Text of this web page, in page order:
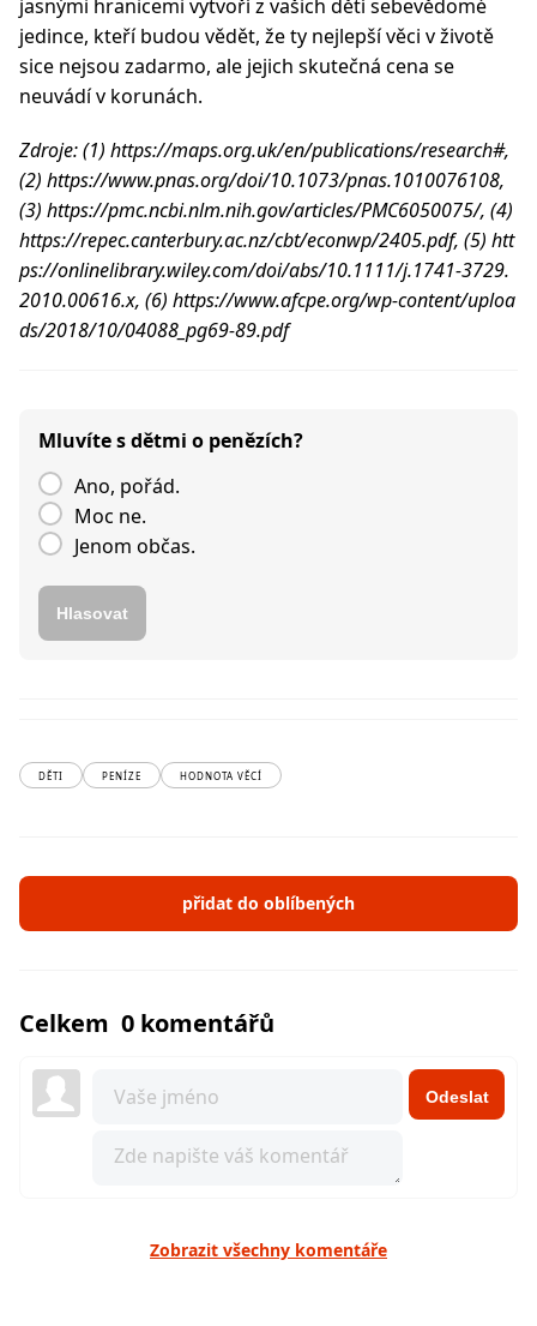
jasnými hranicemi vytvoří z vašich dětí sebevědomé
jedince, kteří budou vědět, že ty nejlepší věci v životě
sice nejsou zadarmo, ale jejich skutečná cena se
neuvádí v korunách.
Zdroje: (1) https://maps.org.uk/en/publications/research#,
(2) https://www.pnas.org/doi/10.1073/pnas.1010076108,
(3) https://pmc.ncbi.nlm.nih.gov/articles/PMC6050075/, (4)
https://repec.canterbury.ac.nz/cbt/econwp/2405.pdf, (5) htt
ps://onlinelibrary.wiley.com/doi/abs/10.1111/j.1741-3729.
2010.00616.x, (6) https://www.afcpe.org/wp-content/uploa
ds/2018/10/04088_pg69-89.pdf
Mluvíte s dětmi o penězích?
Ano, pořád.
Moc ne.
Jenom občas.
Hlasovat
DĚTI PENÍZE HODNOTA VĚCÍ
přidat do oblíbených
Celkem 0 komentářů
Odeslat
Zobrazit všechny komentáře